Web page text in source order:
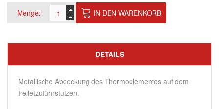
Menge: IN DEN WARENKORB
DETAILS
Metallische Abdeckung des Thermoelementes auf dem
Pelletzuführstutzen.